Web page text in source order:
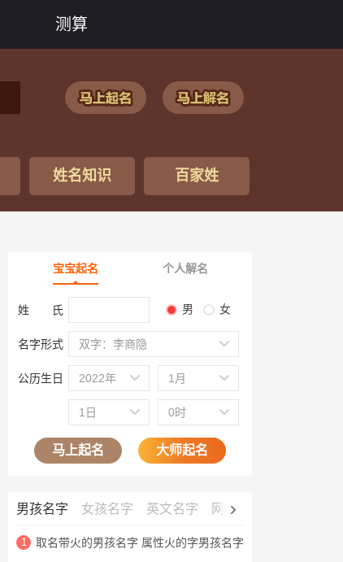
测算
姓名知识 百家姓
宝宝起名 个人解名
姓 氏 男 女
名字形式 双字：李商隐
公历生日 2022年 1月
1日 0时
马上起名 大师起名
男孩名字 女孩名字 英文名字 网名大全
1 取名带火的男孩名字 属性火的字男孩名字